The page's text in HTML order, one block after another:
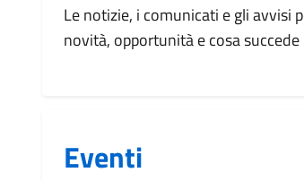
Le notizie, i comunicati e gli avvisi
novità, opportunità e cosa
Eventi